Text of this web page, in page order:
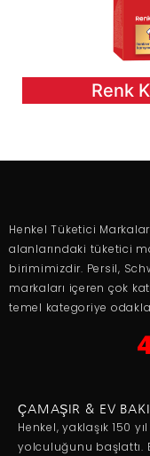
Renk
Henkel Tüketici
alanlarındaki tüketici
birimimizdir. Persil,
markaları içeren çok
temel kategoriye
ÇAMAŞIR & EV
Henkel, yaklaşık 150
yolculuğunu başlattı.